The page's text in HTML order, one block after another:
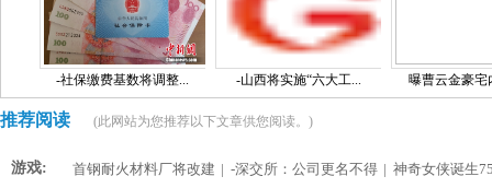
-社保缴费基数将调整... -山西将实施“六大工... 曝曹云金豪宅
推荐阅读 (此网站为您推荐以下文章供您阅读。)
游戏: 首钢耐火材料厂将改建 | -深交所：公司更名不得 | 神奇女侠诞生